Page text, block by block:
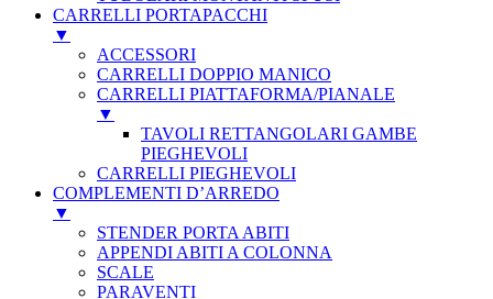
CARRELLI PORTAPACCHI
▼
ACCESSORI
CARRELLI DOPPIO MANICO
CARRELLI PIATTAFORMA/PIANALE
▼
TAVOLI RETTANGOLARI GAMBE
PIEGHEVOLI
CARRELLI PIEGHEVOLI
COMPLEMENTI D’ARREDO
▼
STENDER PORTA ABITI
APPENDI ABITI A COLONNA
SCALE
PARAVENTI